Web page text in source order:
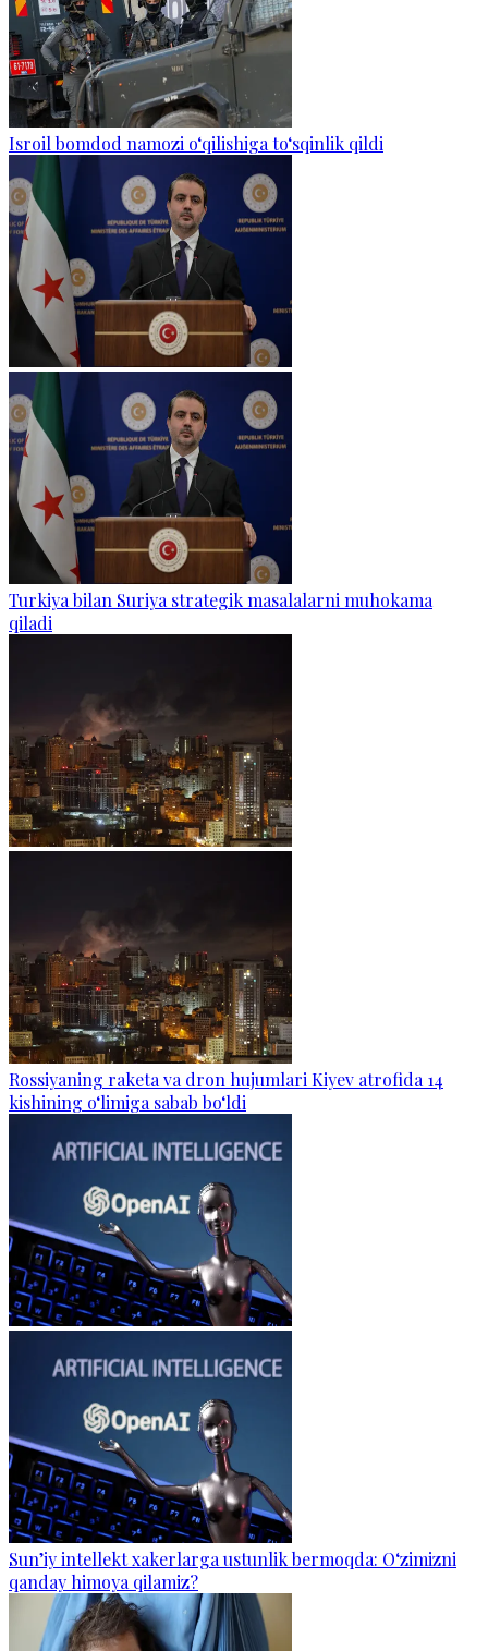
Isroil bomdod namozi o‘qilishiga to‘sqinlik qildi
Turkiya bilan Suriya strategik masalalarni muhokama
qiladi
Rossiyaning raketa va dron hujumlari Kiyev atrofida 14
kishining o‘limiga sabab bo‘ldi
Sun’iy intellekt xakerlarga ustunlik bermoqda: O‘zimizni
qanday himoya qilamiz?